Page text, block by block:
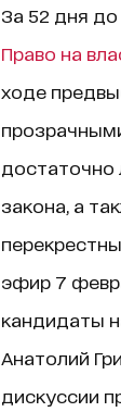
За 52 дня
Право на
ходе
достаточно
закона, а
эфир 7
кандидаты
Анатолий
дискуссии